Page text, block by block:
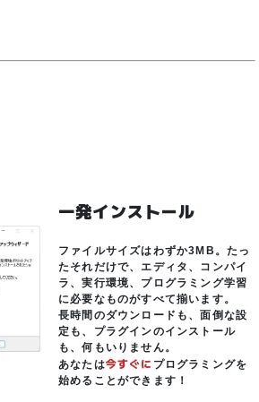
一発インストール
ファイルサイズはわずか3MB。たっ
たそれだけで、エディタ、コンパイ
ラ、実行環境、プログラミング学習
に必要なものがすべて揃います。
長時間のダウンロードも、面倒な設
定も、プラグインのインストール
も、何もいりません。
あなたは今すぐに プログラミングを
始めることができます！